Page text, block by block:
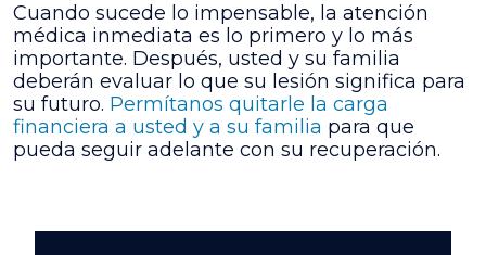
Cuando sucede lo impensable, la atención
médica inmediata es lo primero y lo más
importante. Después, usted y su familia
deberán evaluar lo que su lesión significa para
su futuro. Permítanos quitarle la carga
financiera a usted y a su familia para que
pueda seguir adelante con su recuperación.